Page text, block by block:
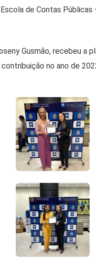
de Contas
Gusmão, recebeu a
no ano de